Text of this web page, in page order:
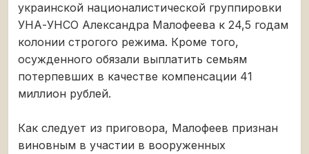
украинской националистической группировки
УНА-УНСО Александра Малофеева к 24,5 годам
колонии строгого режима. Кроме того,
осужденного обязали выплатить семьям
потерпевших в качестве компенсации 41
миллион рублей.
Как следует из приговора, Малофеев признан
виновным в участии в вооруженных